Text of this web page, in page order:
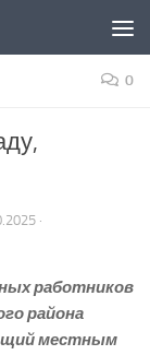
0
·
работников
района
местным